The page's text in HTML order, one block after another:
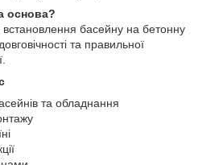
основа?
басейну на бетонну
та правильної
та обладнання